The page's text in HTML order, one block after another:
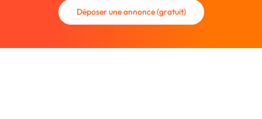
Déposer une annonce (gratuit)